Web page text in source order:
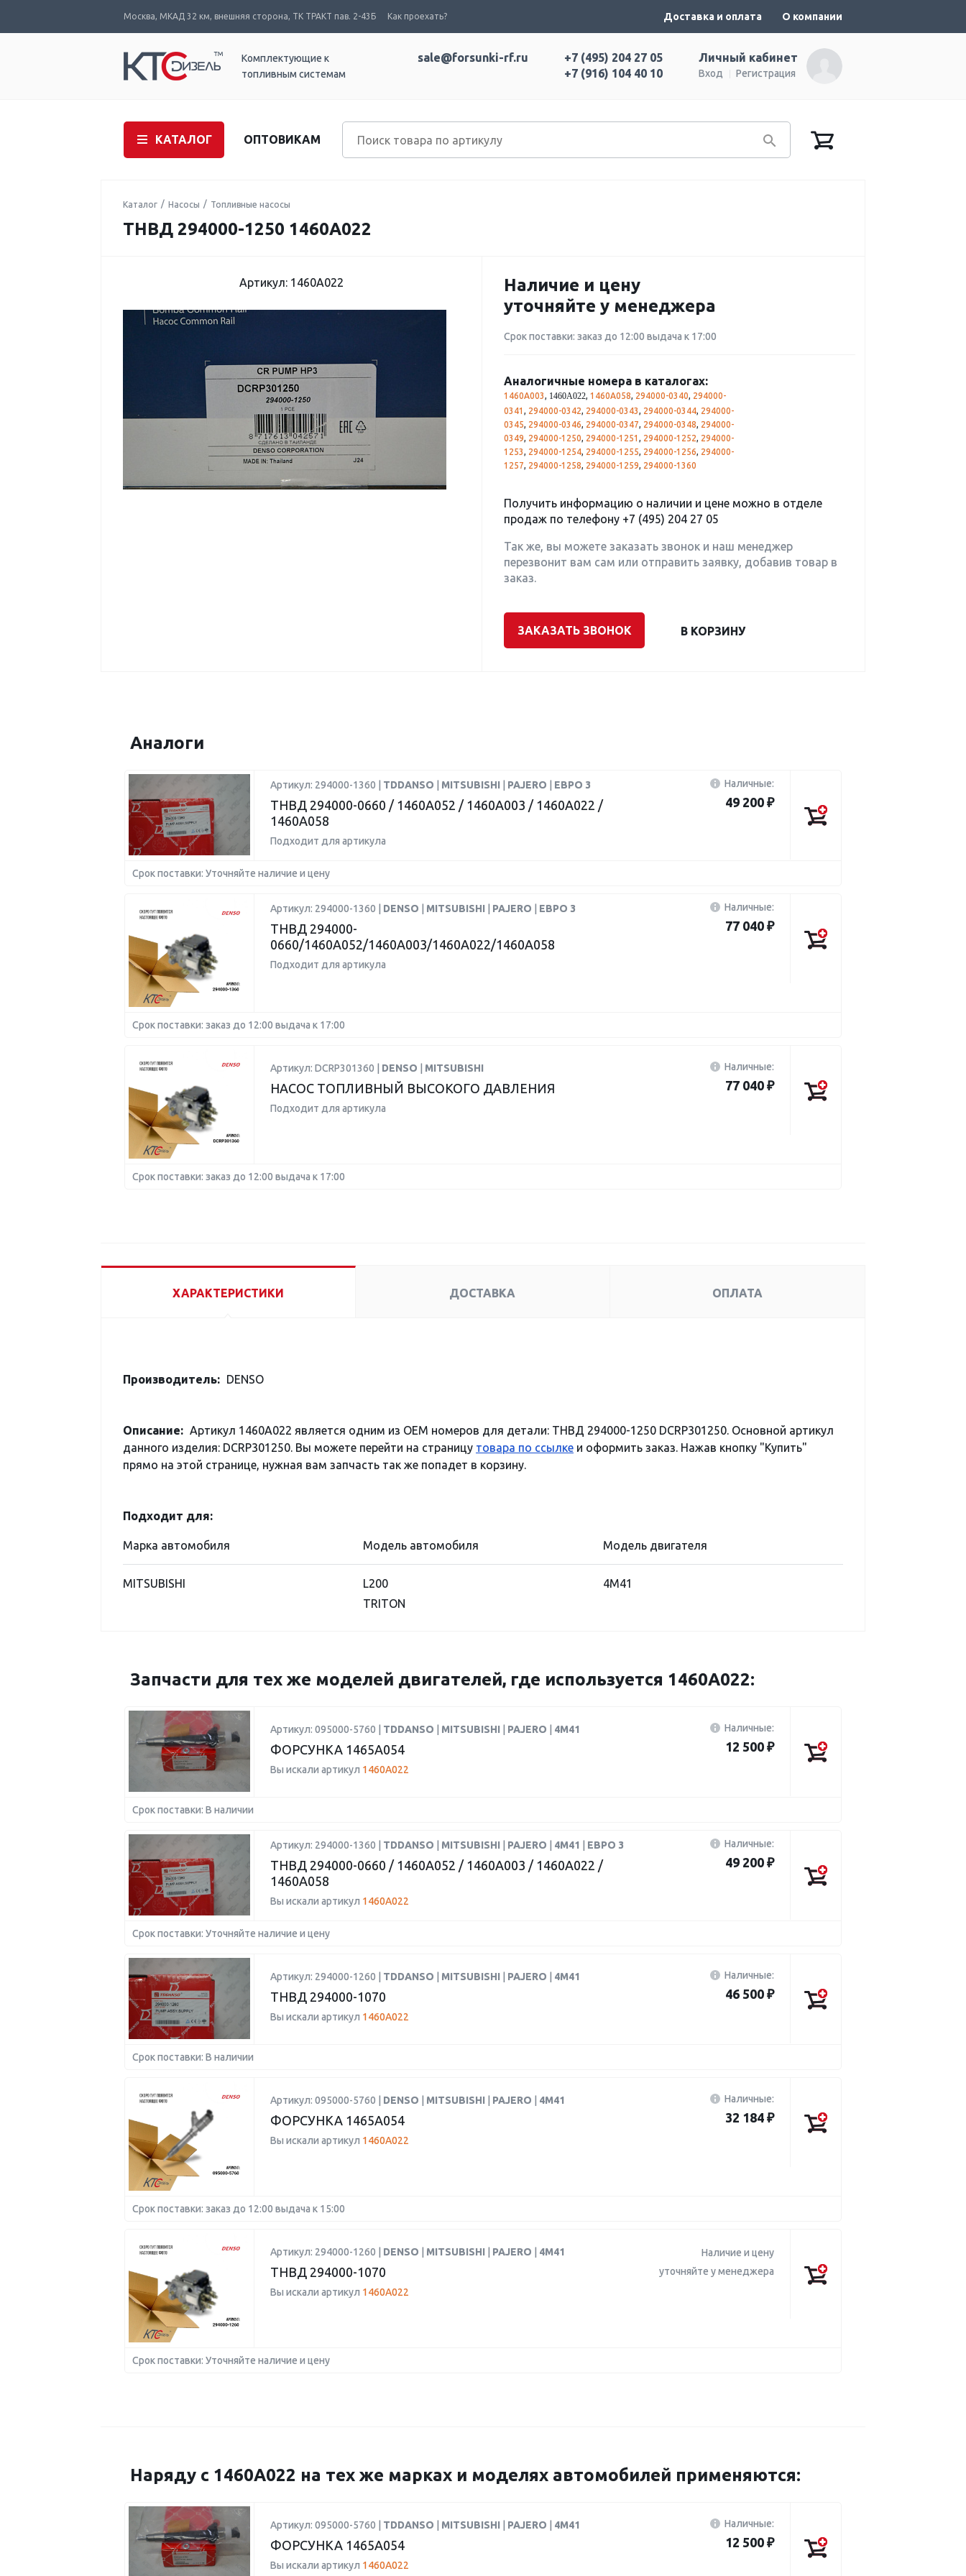
Москва, МКАД 32 км, внешняя сторона, ТК ТРАКТ пав. 2-43Б Как проехать? Доставка и оплата О компании
Комплектующие к
топливным системам
Личный кабинет
Вход Регистрация
+7 (495) 204 27 05
+7 (916) 104 40 10
sale@forsunki-rf.ru
КАТАЛОГ ОПТОВИКАМ
Каталог Насосы Топливные насосы
ТНВД 294000-1250 1460A022
Артикул: 1460A022
Наличие и цену
уточняйте у менеджера
Срок поставки: заказ до 12:00 выдача к 17:00
Аналогичные номера в каталогах:
1460A003, 1460A022, 1460A058, 294000-0340, 294000-
0341 , 294000-0342, 294000-0343, 294000-0344, 294000-
0345, 294000-0346, 294000-0347, 294000-0348, 294000-
0349, 294000-1250, 294000-1251 , 294000-1252, 294000-
1253, 294000-1254, 294000-1255, 294000-1256, 294000-
1257, 294000-1258, 294000-1259, 294000-1360
Получить информацию о наличии и цене можно в отделе
продаж по телефону +7 (495) 204 27 05
Так же, вы можете заказать звонок и наш менеджер
перезвонит вам сам или отправить заявку, добавив товар в
заказ.
ЗАКАЗАТЬ ЗВОНОК В КОРЗИНУ
Аналоги
Артикул: 294000-1360 | TDDANSO MITSUBISHI PAJERO ЕВРО 3
ТНВД 294000-0660 / 1460A052 / 1460A003 / 1460A022 /
1460A058
Подходит для артикула
Наличные:
49 200 ₽
Срок поставки: Уточняйте наличие и цену
Артикул: 294000-1360 | DENSO MITSUBISHI PAJERO ЕВРО 3
ТНВД 294000-
0660/1460A052/1460A003/1460A022/1460A058
Подходит для артикула
Наличные:
77 040 ₽
Срок поставки: заказ до 12:00 выдача к 17:00
Артикул: DCRP301360 | DENSO MITSUBISHI
НАСОС ТОПЛИВНЫЙ ВЫСОКОГО ДАВЛЕНИЯ
Подходит для артикула
Наличные:
77 040 ₽
Срок поставки: заказ до 12:00 выдача к 17:00
ХАРАКТЕРИСТИКИ ДОСТАВКА ОПЛАТА
Производитель: DENSO
Описание: Артикул 1460A022 является одним из OEM номеров для детали: ТНВД 294000-1250 DCRP301250. Основной артикул
данного изделия: DCRP301250. Вы можете перейти на страницу товара по ссылке и оформить заказ. Нажав кнопку "Купить"
прямо на этой странице, нужная вам запчасть так же попадет в корзину.
Подходит для:
Марка автомобиля Модель автомобиля Модель двигателя
MITSUBISHI
L200
TRITON
4M41
Запчасти для тех же моделей двигателей, где используется 1460A022:
Артикул: 095000-5760 | TDDANSO MITSUBISHI PAJERO 4M41
ФОРСУНКА 1465A054
Вы искали артикул 1460A022
Наличные:
12 500 ₽
Срок поставки: В наличии
Артикул: 294000-1360 | TDDANSO MITSUBISHI PAJERO 4M41 ЕВРО 3
ТНВД 294000-0660 / 1460A052 / 1460A003 / 1460A022 /
1460A058
Вы искали артикул 1460A022
Наличные:
49 200 ₽
Срок поставки: Уточняйте наличие и цену
Артикул: 294000-1260 | TDDANSO MITSUBISHI PAJERO 4M41
ТНВД 294000-1070
Вы искали артикул 1460A022
Наличные:
46 500 ₽
Срок поставки: В наличии
Артикул: 095000-5760 | DENSO MITSUBISHI PAJERO 4M41
ФОРСУНКА 1465A054
Вы искали артикул 1460A022
Наличные:
32 184 ₽
Срок поставки: заказ до 12:00 выдача к 15:00
Артикул: 294000-1260 | DENSO MITSUBISHI PAJERO 4M41
ТНВД 294000-1070
Вы искали артикул 1460A022
Наличие и цену
уточняйте у менеджера
Срок поставки: Уточняйте наличие и цену
Наряду с 1460A022 на тех же марках и моделях автомобилей применяются:
Артикул: 095000-5760 | TDDANSO MITSUBISHI PAJERO 4M41
ФОРСУНКА 1465A054
Вы искали артикул 1460A022
Наличные:
12 500 ₽